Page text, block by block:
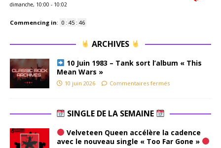
dimanche, 10:00 - 10:02
Commencing in: 0 : 45 : 45
ARCHIVES
10 Juin 1983 – Tank sort l’album « This
Mean Wars »
10 juin 2026 Commentaires fermés
SINGLE DE LA SEMAINE
Velveteen Queen accélère la cadence
avec le nouveau single « Too Far Gone »